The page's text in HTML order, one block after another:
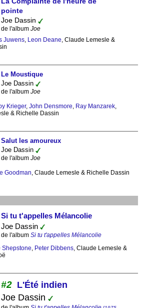
pointe
Joe Dassin
de l'album Joe
Juwens, Leon Deane, Claude Lemesle &
Le Moustique
Joe Dassin
de l'album Joe
Krieger, John Densmore, Ray Manzarek,
& Richelle Dassin
Salut les amoureux
Joe Dassin
de l'album Joe
Goodman, Claude Lemesle & Richelle Dassin
Si tu t'appelles Mélancolie
Joe Dassin
de l'album Si tu t'appelles Mélancolie
Shepstone, Peter Dibbens, Claude Lemesle &
#2 L'Été indien
Joe Dassin